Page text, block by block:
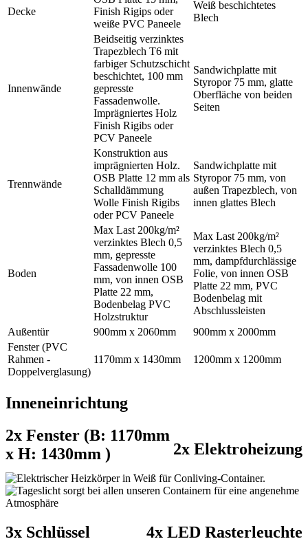
Decke
Finish Rigips oder
weiße PVC Paneele
Weiß beschichtetes
Blech
Innenwände
Beidseitig verzinktes
Trapezblech T6 mit
farbiger Schutzschicht
beschichtet, 100 mm
gepresste
Fassadenwolle.
Imprägniertes Holz
Finish Rigibs oder
PCV Paneele
Sandwichplatte mit
Styropor 75 mm, glatte
Oberfläche von beiden
Seiten
Trennwände
Konstruktion aus
imprägnierten Holz.
OSB Platte 12 mm als
Schalldämmung
Wolle Finish Rigibs
oder PCV Paneele
Sandwichplatte mit
Styropor 75 mm, von
außen Trapezblech, von
innen glattes Blech
Boden
Max Last 200kg/m²
verzinktes Blech 0,5
mm, gepresste
Fassadenwolle 100
mm, von innen OSB
Platte 22 mm,
Bodenbelag PVC
Holzstruktur
Max Last 200kg/m²
verzinktes Blech 0,5
mm, dampfdurchlässige
Folie, von innen OSB
Platte 22 mm, PVC
Bodenbelag mit
Abschlussleisten
Außentür
900mm x 2060mm
900mm x 2000mm
Fenster (PVC
Rahmen -
Doppelverglasung)
1170mm x 1430mm 1200mm x 1200mm
Inneneinrichtung
2x Elektroheizung
2x Fenster (B: 1170mm
x H: 1430mm )
4x LED Rasterleuchte
3x Schlüssel